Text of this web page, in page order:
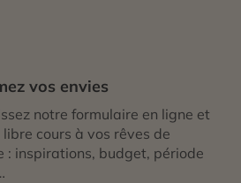
vos envies
notre formulaire en ligne et
libre cours à vos rêves de
: inspirations, budget, période